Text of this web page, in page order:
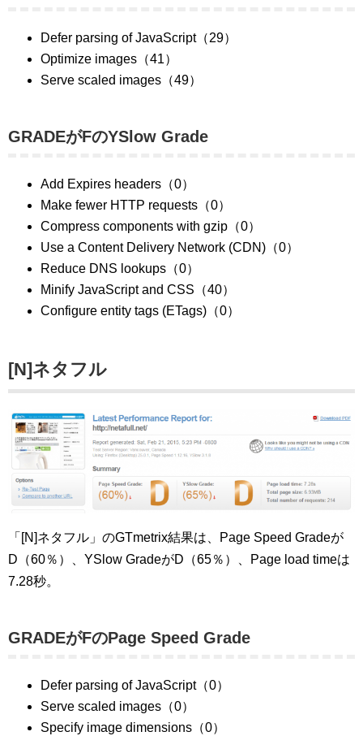
Defer parsing of JavaScript（29）
Optimize images（41）
Serve scaled images（49）
GRADEがFのYSlow Grade
Add Expires headers（0）
Make fewer HTTP requests（0）
Compress components with gzip（0）
Use a Content Delivery Network (CDN)（0）
Reduce DNS lookups（0）
Minify JavaScript and CSS（40）
Configure entity tags (ETags)（0）
[N]ネタフル
「[N]ネタフル」のGTmetrix結果は、Page Speed Gradeが
D（60％）、YSlow GradeがD（65％）、Page load timeは
7.28秒。
GRADEがFのPage Speed Grade
Defer parsing of JavaScript（0）
Serve scaled images（0）
Specify image dimensions（0）